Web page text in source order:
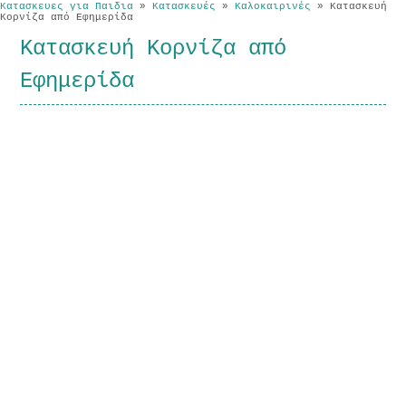
Κατασκευες για Παιδια » Κατασκευές » Καλοκαιρινές » Κατασκευή
Κορνίζα από Εφημερίδα
Κατασκευή Κορνίζα από
Εφημερίδα